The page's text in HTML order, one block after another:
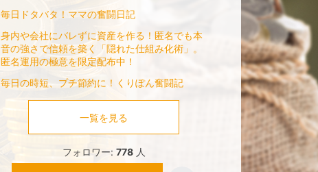
毎日ドタバタ！ママの奮闘日記
身内や会社にバレずに資産を作る！匿名でも本
音の強さで信頼を築く「隠れた仕組み化術」。
匿名運用の極意を限定配布中！
毎日の時短、プチ節約に！くりぽん奮闘記
一覧を見る
フォロワー: 778 人